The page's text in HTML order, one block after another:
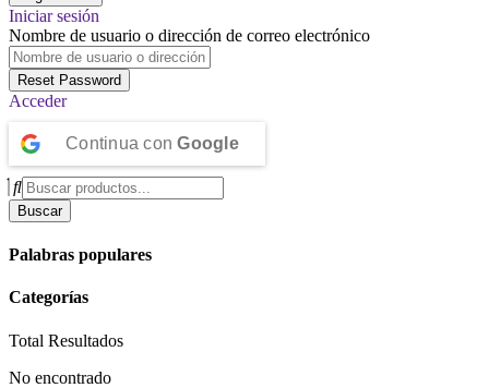
Iniciar sesión
Nombre de usuario o dirección de correo electrónico
Acceder
Continua conGoogle
Buscar
Palabras populares
Categorías
Total Resultados
No encontrado